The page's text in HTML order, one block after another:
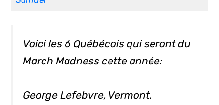
Voici les 6 Québécois qui seront du
March Madness cette année:
George Lefebvre, Vermont.